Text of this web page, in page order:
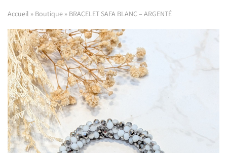
Accueil » Boutique » BRACELET SAFA BLANC – ARGENTÉ